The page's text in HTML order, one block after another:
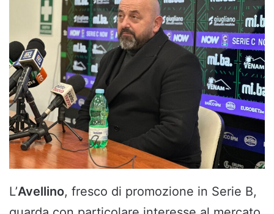
L’Avellino, fresco di promozione in Serie B,